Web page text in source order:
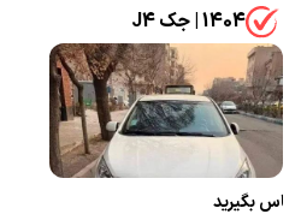
1404 | جک J4
تماس بگیرید